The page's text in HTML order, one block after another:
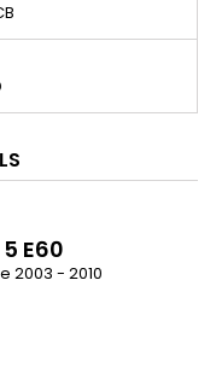
5 E60
2003 - 2010